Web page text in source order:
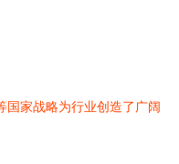
国家战略为行业创造了广阔